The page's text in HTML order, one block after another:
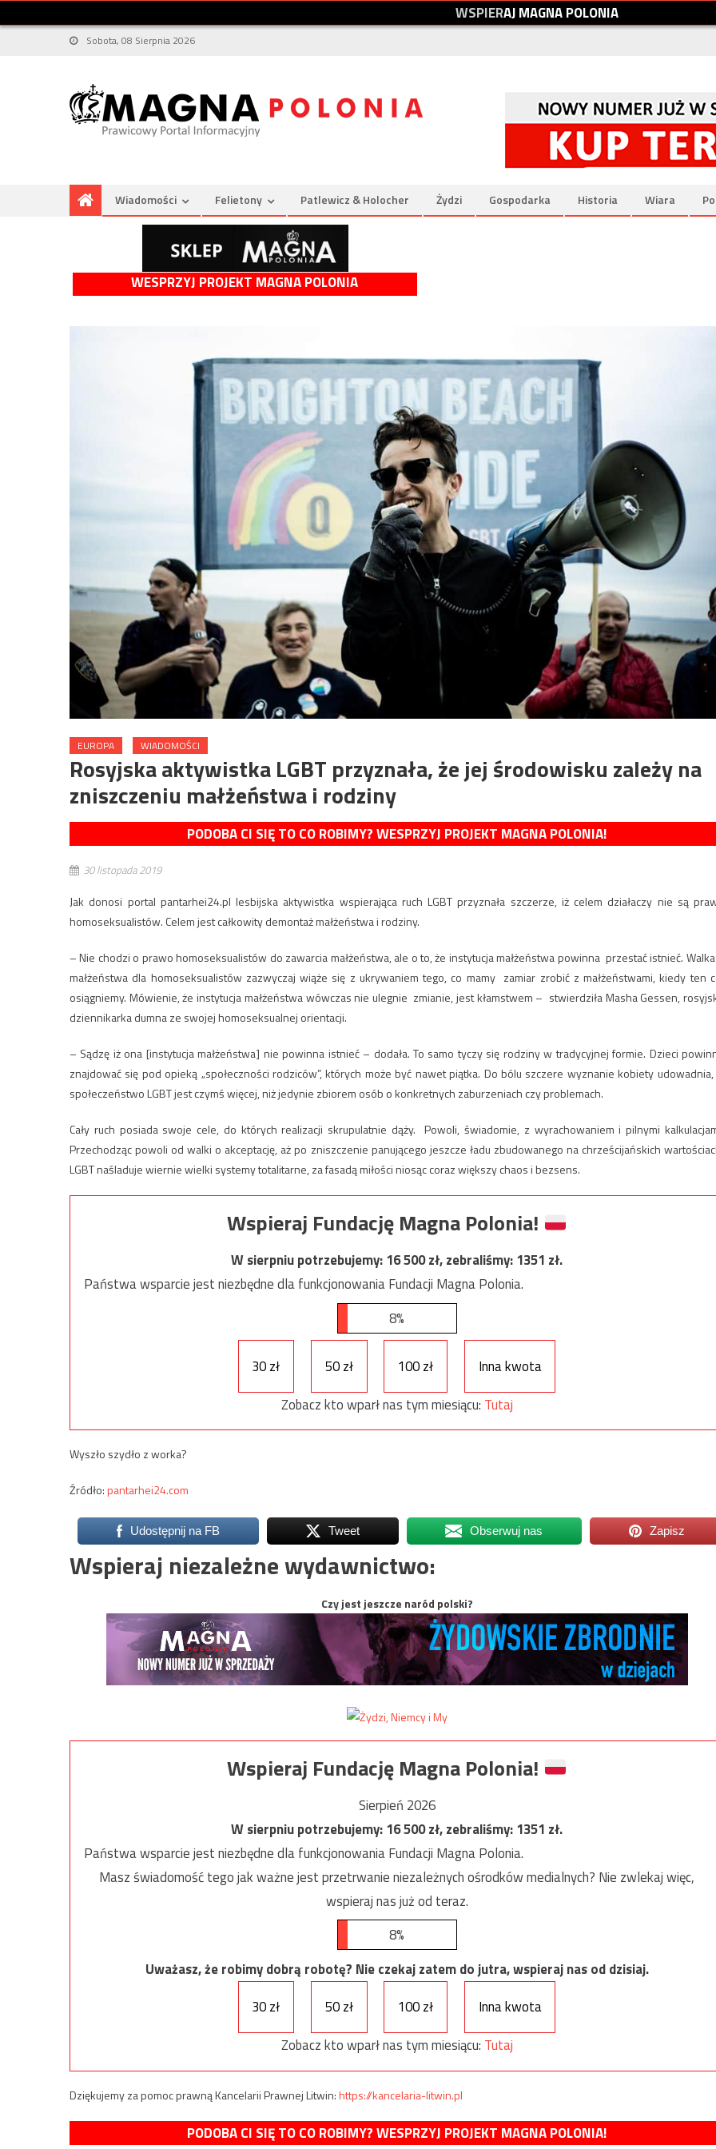
WSPIERAJMAGNAPOLONIA
Sobota, 08 Sierpnia 2026
Wiadomości Felietony Patlewicz & Holocher Żydzi Gospodarka Historia Wiara
WESPRZYJ PROJEKT MAGNA POLONIA
EUROPA WIADOMOŚCI
Rosyjska aktywistka LGBT przyznała, że jej środowisku zależy na
zniszczeniu małżeństwa i rodziny
PODOBA CI SIĘ TO CO ROBIMY? WESPRZYJ PROJEKT MAGNA POLONIA!
30 listopada 2019
Jak donosi portal pantarhei24.pl lesbijska aktywistka wspierająca ruch LGBT przyznała szczerze, iż celem działaczy nie są
homoseksualistów. Celem jest całkowity demontaż małżeństwa i rodziny.
– Nie chodzi o prawo homoseksualistów do zawarcia małżeństwa, ale o to, że instytucja małżeństwa powinna przestać istnieć.
małżeństwa dla homoseksualistów zazwyczaj wiąże się z ukrywaniem tego, co mamy zamiar zrobić z małżeństwami, kiedy ten
osiągniemy. Mówienie, że instytucja małżeństwa wówczas nie ulegnie zmianie, jest kłamstwem – stwierdziła Masha Gessen,
dziennikarka dumna ze swojej homoseksualnej orientacji.
– Sądzę iż ona [instytucja małżeństwa] nie powinna istnieć – dodała. To samo tyczy się rodziny w tradycyjnej formie. Dzieci
znajdować się pod opieką „społeczności rodziców”, których może być nawet piątka. Do bólu szczere wyznanie kobiety udowadnia,
społeczeństwo LGBT jest czymś więcej, niż jedynie zbiorem osób o konkretnych zaburzeniach czy problemach.
Cały ruch posiada swoje cele, do których realizacji skrupulatnie dąży. Powoli, świadomie, z wyrachowaniem i pilnymi
Przechodząc powoli od walki o akceptację, aż po zniszczenie panującego jeszcze ładu zbudowanego na chrześcijańskich
LGBT naśladuje wiernie wielki systemy totalitarne, za fasadą miłości niosąc coraz większy chaos i bezsens.
Wspieraj Fundację Magna Polonia!
W sierpniu potrzebujemy:16 500zł, zebraliśmy:1351 zł.
Państwa wsparcie jest niezbędne dla funkcjonowania Fundacji Magna Polonia.
8%
30 zł 50 zł 100 zł
Inna kwota
Zobacz kto wparł nas tym miesiącu: Tutaj
Wyszło szydło z worka?
Źródło:pantarhei24.com
Udostępnij na FB Tweet Obserwuj nas Zapisz
Wspieraj niezależne wydawnictwo:
Czy jest jeszcze naród polski?
Wspieraj Fundację Magna Polonia!
Sierpień 2026
W sierpniu potrzebujemy:16 500zł, zebraliśmy:1351 zł.
Państwa wsparcie jest niezbędne dla funkcjonowania Fundacji Magna Polonia.
Masz świadomość tego jak ważne jest przetrwanie niezależnych ośrodków medialnych? Nie zwlekaj więc,
wspieraj nas już od teraz.
8%
Uważasz, że robimy dobrą robotę? Nie czekaj zatem do jutra, wspieraj nas od dzisiaj.
30 zł
50 zł 100 zł
Inna kwota
Zobacz kto wparł nas tym miesiącu: Tutaj
Dziękujemy za pomoc prawną Kancelarii Prawnej Litwin:https://kancelaria-litwin.pl
PODOBA CI SIĘ TO CO ROBIMY? WESPRZYJ PROJEKT MAGNA POLONIA!